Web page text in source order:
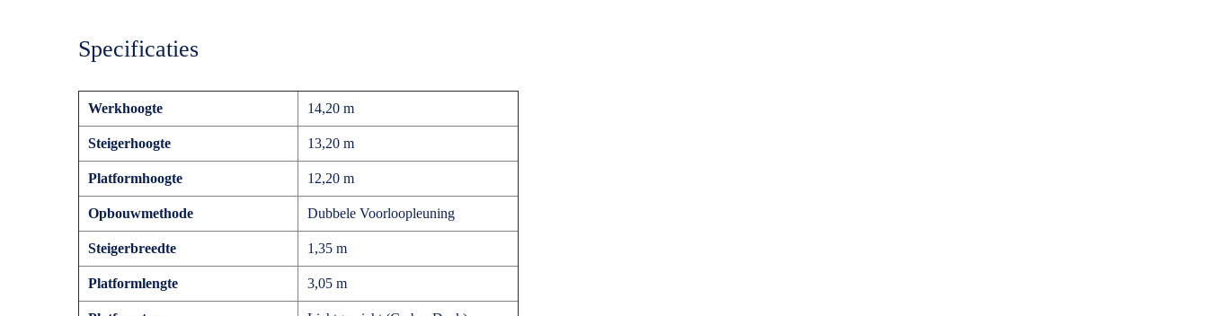
Specificaties
Werkhoogte 14,20 m
Steigerhoogte 13,20 m
Platformhoogte 12,20 m
Opbouwmethode Dubbele Voorloopleuning
Steigerbreedte 1,35 m
Platformlengte 3,05 m